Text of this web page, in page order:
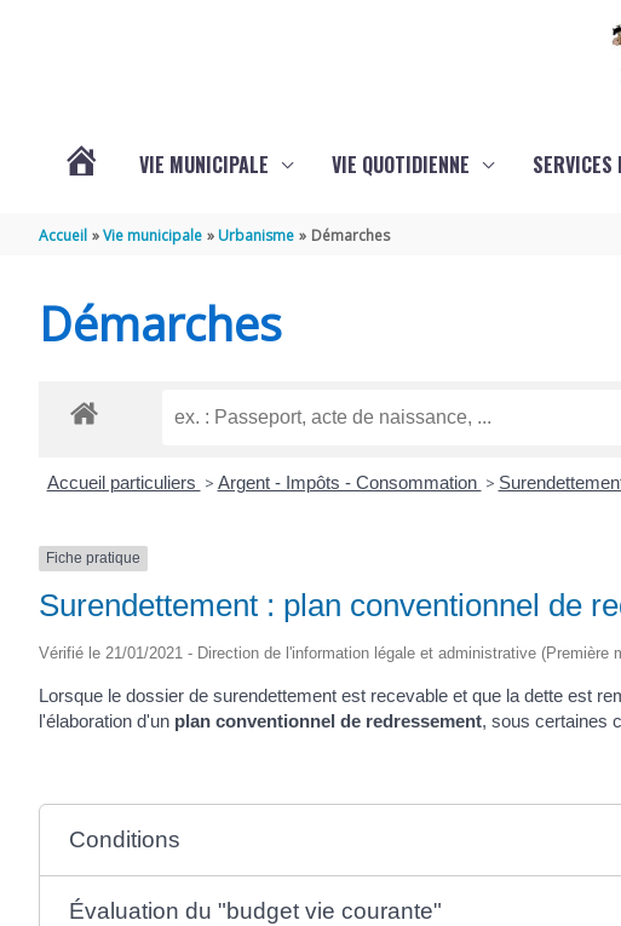
SAINT-
VIE MUNICIPALE VIE QUOTIDIENNE SERVICES
Accueil Vie municipale Urbanisme Démarches
Démarches
Accueil particuliers > Argent - Impôts - Consommation >
Fiche pratique
Surendettement : plan conventionnel de
Vérifié le 21/01/2021 - Direction de l'information légale et administrative (Première
Lorsque le dossier de surendettement est recevable et que la dette est
l'élaboration d'un plan conventionnel de redressement, sous certaines
Conditions
Évaluation du "budget vie courante"